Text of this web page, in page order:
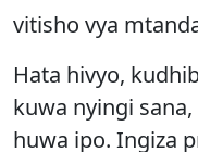
vitisho vya
Hata hivyo,
kuwa nyingi
huwa ipo. Ingiza